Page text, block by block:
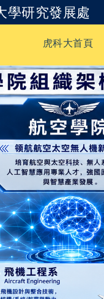
學研究發展處
跳到主要內容
虎科大首頁